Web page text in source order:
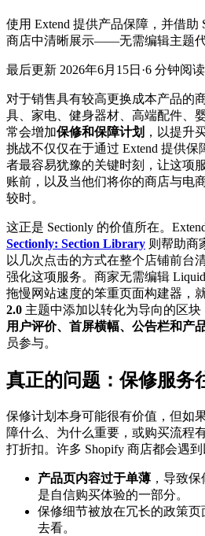
使用 Extend 提供产品保障，并借助
商店中清晰展示——无需编辑主题代
最后更新 2026年6月15日 ·6 分钟阅读
对于销售具有较高更换成本产品
具、家电、健身器材、高端配件
常会增加保修和保障计划 ，以提升
挑战不仅仅在于通过 Extend 提供
者最容易犹豫的关键时刻，让这项
账前，以及当他们将你的商店与电
较时。
这正是 Sectionly 的价值所在。
Sectionly: Section Library 则帮助商
以几次点击的方式在整个店铺前台
强化这项服务。商家无需编辑
拖慢网站速度的笨重页面构建器，
2.0 主题中添加以转化为导向的区块
用户评价、首屏横幅、公告栏和产
员参与。
真正的问题：保修服务
保修计划本身可能很有价值，但如
障什么、为什么重要，或购买流程
打折扣。许多 Shopify 商店都会遇
产品页内容过于单薄 ，导致
是自信购买体验的一部分。
保修细节被放在冗长的政策
去看。